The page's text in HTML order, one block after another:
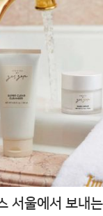
서울에서 보내